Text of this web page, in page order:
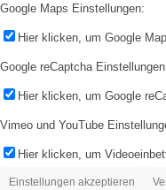
Google Maps Einstellungen:
Hier klicken, um Google
Google reCaptcha
Hier klicken, um Google
Vimeo und YouTube
Hier klicken, um
Einstellungen akzeptieren